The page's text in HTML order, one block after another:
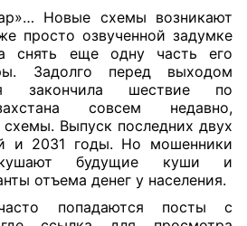
Новые схемы возникают
просто озвученной задумке
снять еще одну часть его
Задолго перед выходом
закончила шествие по
совсем недавно,
Выпуск последних двух
и 2031 годы. Но мошенники
будущие куши и
отъема денег у населения.
попадаются посты с